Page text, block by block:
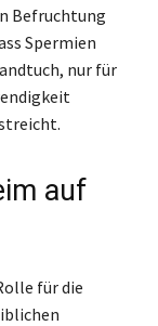
Befruchtung
Spermien
nur für
auf
für die